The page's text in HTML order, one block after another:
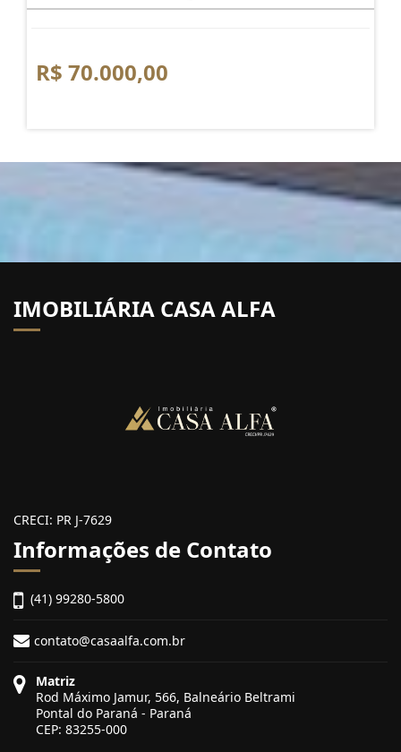
R$ 70.000,00
IMOBILIÁRIA CASA ALFA
CRECI: PR J-7629
Informações de Contato
(41) 99280-5800
contato@casaalfa.com.br
Matriz
Rod Máximo Jamur, 566, Balneário Beltrami
Pontal do Paraná - Paraná
CEP: 83255-000